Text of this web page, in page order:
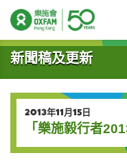
開始主要內容
新聞稿及更新
2013年11月15日
「樂施毅行者